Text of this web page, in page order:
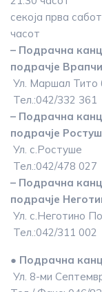
секоја прва
часот
– Подрачна
подрачје
Ул. Маршал Тито
Тел.:042/332 361
– Подрачна
подрачје
Ул. с.Ростуше
Тел.:042/478 027
– Подрачна
подрачје
Ул. с.Неготино
Тел.:042/311 002
● Подрачна
Ул. 8-ми